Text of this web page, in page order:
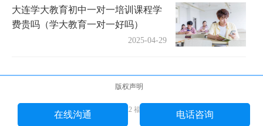
大连学大教育初中一对一培训课程学
费贵吗（学大教育一对一好吗）
2025-04-29
版权声明
Copyright © 2018-2022 福途教育网 版权所有
在线沟通 电话咨询